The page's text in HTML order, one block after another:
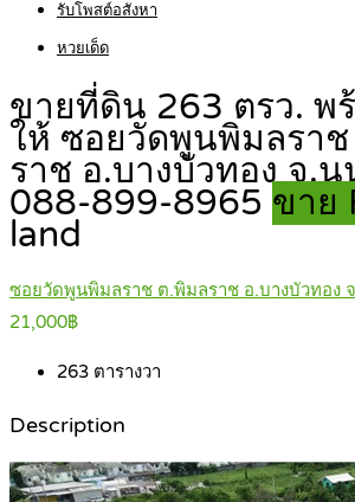
รับโพสต์อสังหา
หวยเด็ด
ขายที่ดิน 263 ตรว. พ
ให้ ซอยวัดพูนพิมลรา
ราช อ.บางบัวทอง จ.
088-899-8965 ขาย
land
ซอยวัดพูนพิมลราช ต.พิมลราช อ.บางบัวทอง
21,000฿
263 ตารางวา
Description